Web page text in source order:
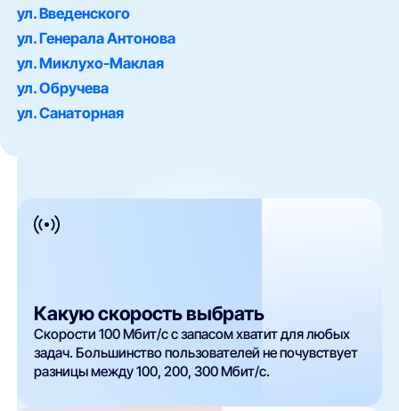
ул. Введенского
ул. Генерала Антонова
ул. Миклухо-Маклая
ул. Обручева
ул. Санаторная
Какую скорость выбрать
Скорости 100 Мбит/с с запасом хватит для любых
задач. Большинство пользователей не почувствует
разницы между 100, 200, 300 Мбит/с.